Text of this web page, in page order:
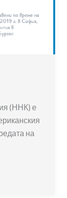
(ННК) е
на